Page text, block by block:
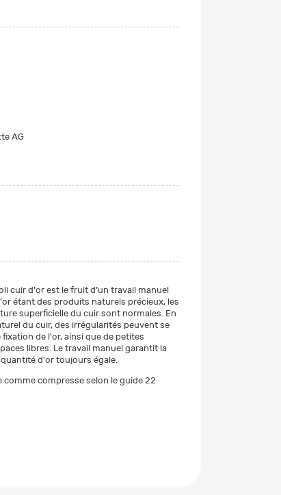
AG
cuir d'or est le fruit d’un travail manuel
étant des produits naturels précieux, les
superficielle du cuir sont normales. En
du cuir, des irrégularités peuvent se
de l'or, ainsi que de petites
libres. Le travail manuel garantit la
d'or toujours égale.
comme compresse selon le guide 22